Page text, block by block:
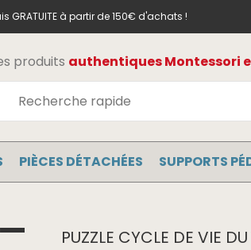
GRATUITE à partir de 150€ d'achats !
produits authentiques Montessori
PIÈCES DÉTACHÉES SUPPORTS
PUZZLE CYCLE DE VIE